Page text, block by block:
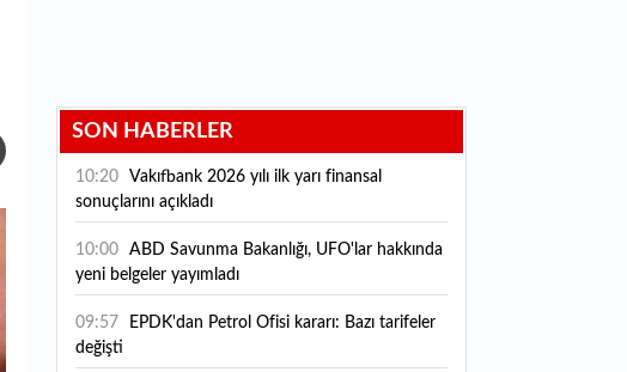
SON HABERLER
10:20
sonuçlarını açıkladı
10:00
ABD Savunma Bakanlığı, UFO'lar hakkında
yeni belgeler yayımladı
09:57
değişti